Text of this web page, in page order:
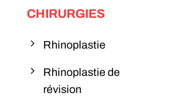
CHIRURGIES
Rhinoplastie
Rhinoplastie de
révision